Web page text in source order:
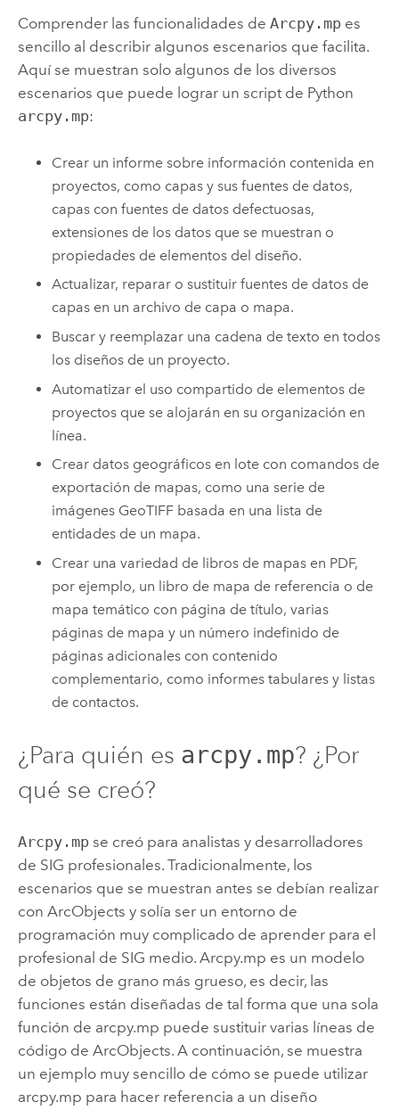
Comprender las funcionalidades de Arcpy.mpes
sencillo al describir algunos escenarios que facilita.
Aquí se muestran solo algunos de los diversos
escenarios que puede lograr un script de Python
arcpy.mp:
Crear un informe sobre información contenida en
proyectos, como capas y sus fuentes de datos,
capas con fuentes de datos defectuosas,
extensiones de los datos que se muestran o
propiedades de elementos del diseño.
Actualizar, reparar o sustituir fuentes de datos de
capas en un archivo de capa o mapa.
Buscar y reemplazar una cadena de texto en todos
los diseños de un proyecto.
Automatizar el uso compartido de elementos de
proyectos que se alojarán en su organización en
línea.
Crear datos geográficos en lote con comandos de
exportación de mapas, como una serie de
imágenes GeoTIFF basada en una lista de
entidades de un mapa.
Crear una variedad de libros de mapas en PDF,
por ejemplo, un libro de mapa de referencia o de
mapa temático con página de título, varias
páginas de mapa y un número indefinido de
páginas adicionales con contenido
complementario, como informes tabulares y listas
de contactos.
¿Para quién es arcpy.mp? ¿Por
qué se creó?
Arcpy.mpse creó para analistas y desarrolladores
de SIG profesionales. Tradicionalmente, los
escenarios que se muestran antes se debían realizar
con ArcObjects y solía ser un entorno de
programación muy complicado de aprender para el
profesional de SIG medio. Arcpy.mp es un modelo
de objetos de grano más grueso, es decir, las
funciones están diseñadas de tal forma que una sola
función de arcpy.mp puede sustituir varias líneas de
código de ArcObjects. A continuación, se muestra
un ejemplo muy sencillo de cómo se puede utilizar
arcpy.mp para hacer referencia a un diseño